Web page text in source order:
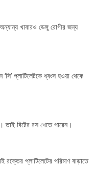
খাবারও ডেঙ্গু রোগীর জন্য
প্লাটিলেটকে ধ্বংস হওয়া থেকে
তাই বিটের রস খেতে পারেন।
প্লাটিলেটের পরিমাণ বাড়াতে